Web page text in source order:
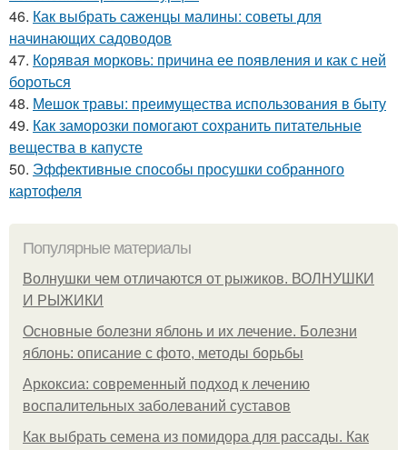
46. Как выбрать саженцы малины: советы для
начинающих садоводов
47. Корявая морковь: причина ее появления и как с ней
бороться
48. Мешок травы: преимущества использования в быту
49. Как заморозки помогают сохранить питательные
вещества в капусте
50. Эффективные способы просушки собранного
картофеля
Популярные материалы
Волнушки чем отличаются от рыжиков. ВОЛНУШКИ
И РЫЖИКИ
Основные болезни яблонь и их лечение. Болезни
яблонь: описание с фото, методы борьбы
Аркоксиа: современный подход к лечению
воспалительных заболеваний суставов
Как выбрать семена из помидора для рассады. Как